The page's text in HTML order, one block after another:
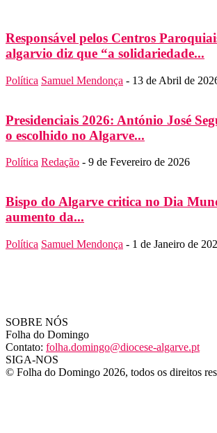
Responsável pelos Centros
algarvio diz que “a solidariedade...
Política Samuel Mendonça - 13 de Abril de
Presidenciais 2026: António José
o escolhido no Algarve...
Política Redação - 9 de Fevereiro de 2026
Bispo do Algarve critica no Dia
aumento da...
Política Samuel Mendonça - 1 de Janeiro de
SOBRE NÓS
Folha do Domingo
Contato: folha.domingo@diocese-algarve.pt
SIGA-NOS
© Folha do Domingo 2026, todos os direitos